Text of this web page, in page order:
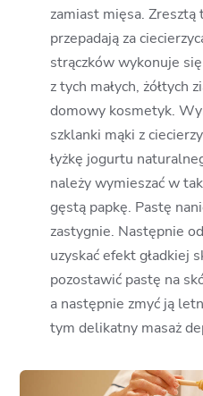
zamiast mięsa. Zresztą
przepadają za
strączków wykonuje
z tych małych, żółtych
domowy kosmetyk.
szklanki mąki z
łyżkę jogurtu
należy wymieszać w
gęstą papkę. Pastę
zastygnie. Następnie
uzyskać efekt gładkiej
pozostawić pastę na
a następnie zmyć ją
tym delikatny masaż